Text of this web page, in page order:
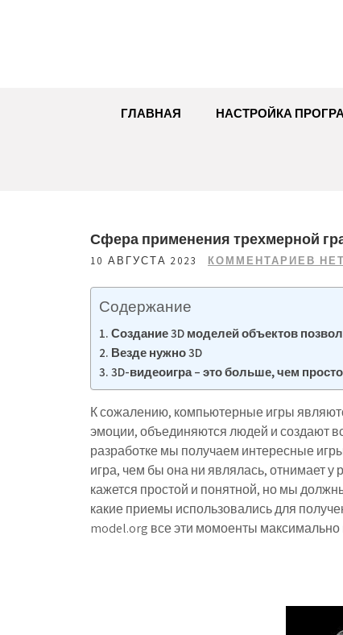
ГЛАВНАЯ НАСТРОЙКА
Сфера применения трехмерной
10 АВГУСТА 2023 КОММЕНТАРИЕВ НЕТ
Содержание
Создание 3D моделей объектов
Везде нужно 3D
3D-видеоигра – это больше, чем
К сожалению, компьютерные игры
эмоции, объединяются людей и создают
разработке мы получаем интересные
игра, чем бы она ни являлась, отнимает
кажется простой и понятной, но мы
какие приемы использовались для
model.org все эти момоенты максимально